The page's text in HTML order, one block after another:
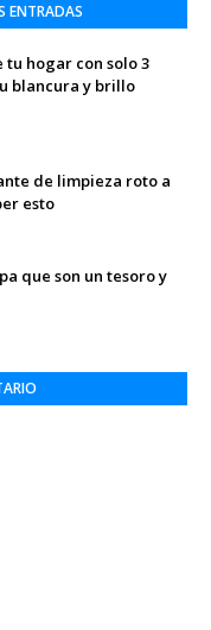
ENTRADAS
tu hogar con solo 3
blancura y brillo
de limpieza roto a
esto
que son un tesoro y